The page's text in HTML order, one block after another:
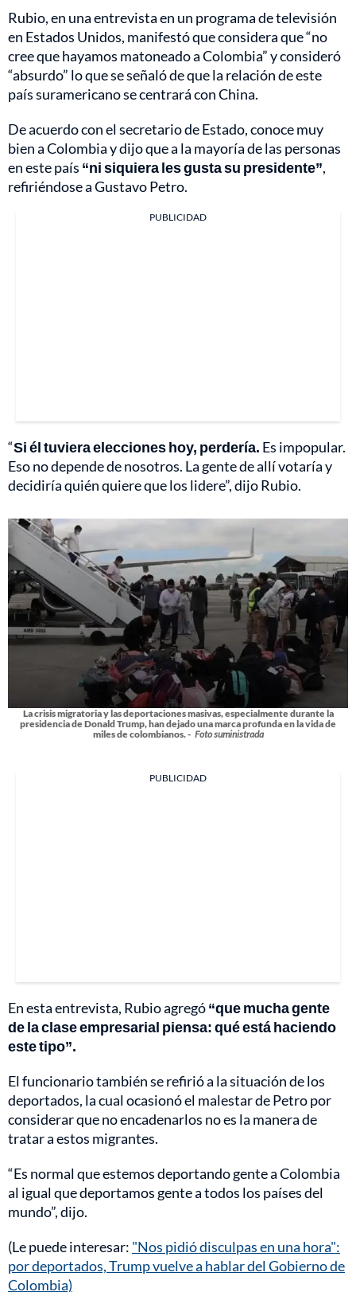
Rubio, en una entrevista en un programa de televisión
en Estados Unidos, manifestó que considera que “no
cree que hayamos matoneado a Colombia” y consideró
“absurdo” lo que se señaló de que la relación de este
país suramericano se centrará con China.
De acuerdo con el secretario de Estado, conoce muy
bien a Colombia y dijo que a la mayoría de las personas
en este país “ni siquiera les gusta su presidente”,
refiriéndose a Gustavo Petro.
PUBLICIDAD
“Si él tuviera elecciones hoy, perdería. Es impopular.
Eso no depende de nosotros. La gente de allí votaría y
decidiría quién quiere que los lidere”, dijo Rubio.
La crisis migratoria y las deportaciones masivas, especialmente durante la
presidencia de Donald Trump, han dejado una marca profunda en la vida de
miles de colombianos. - Foto suministrada
PUBLICIDAD
En esta entrevista, Rubio agregó“que mucha gente
de la clase empresarial piensa: qué está haciendo
este tipo”.
El funcionario también se refirió a la situación de los
deportados, la cual ocasionó el malestar de Petro por
considerar que no encadenarlos no es la manera de
tratar a estos migrantes.
“Es normal que estemos deportando gente a Colombia
al igual que deportamos gente a todos los países del
mundo”, dijo.
(Le puede interesar: "Nos pidió disculpas en una hora":
por deportados, Trump vuelve a hablar del Gobierno de
Colombia)